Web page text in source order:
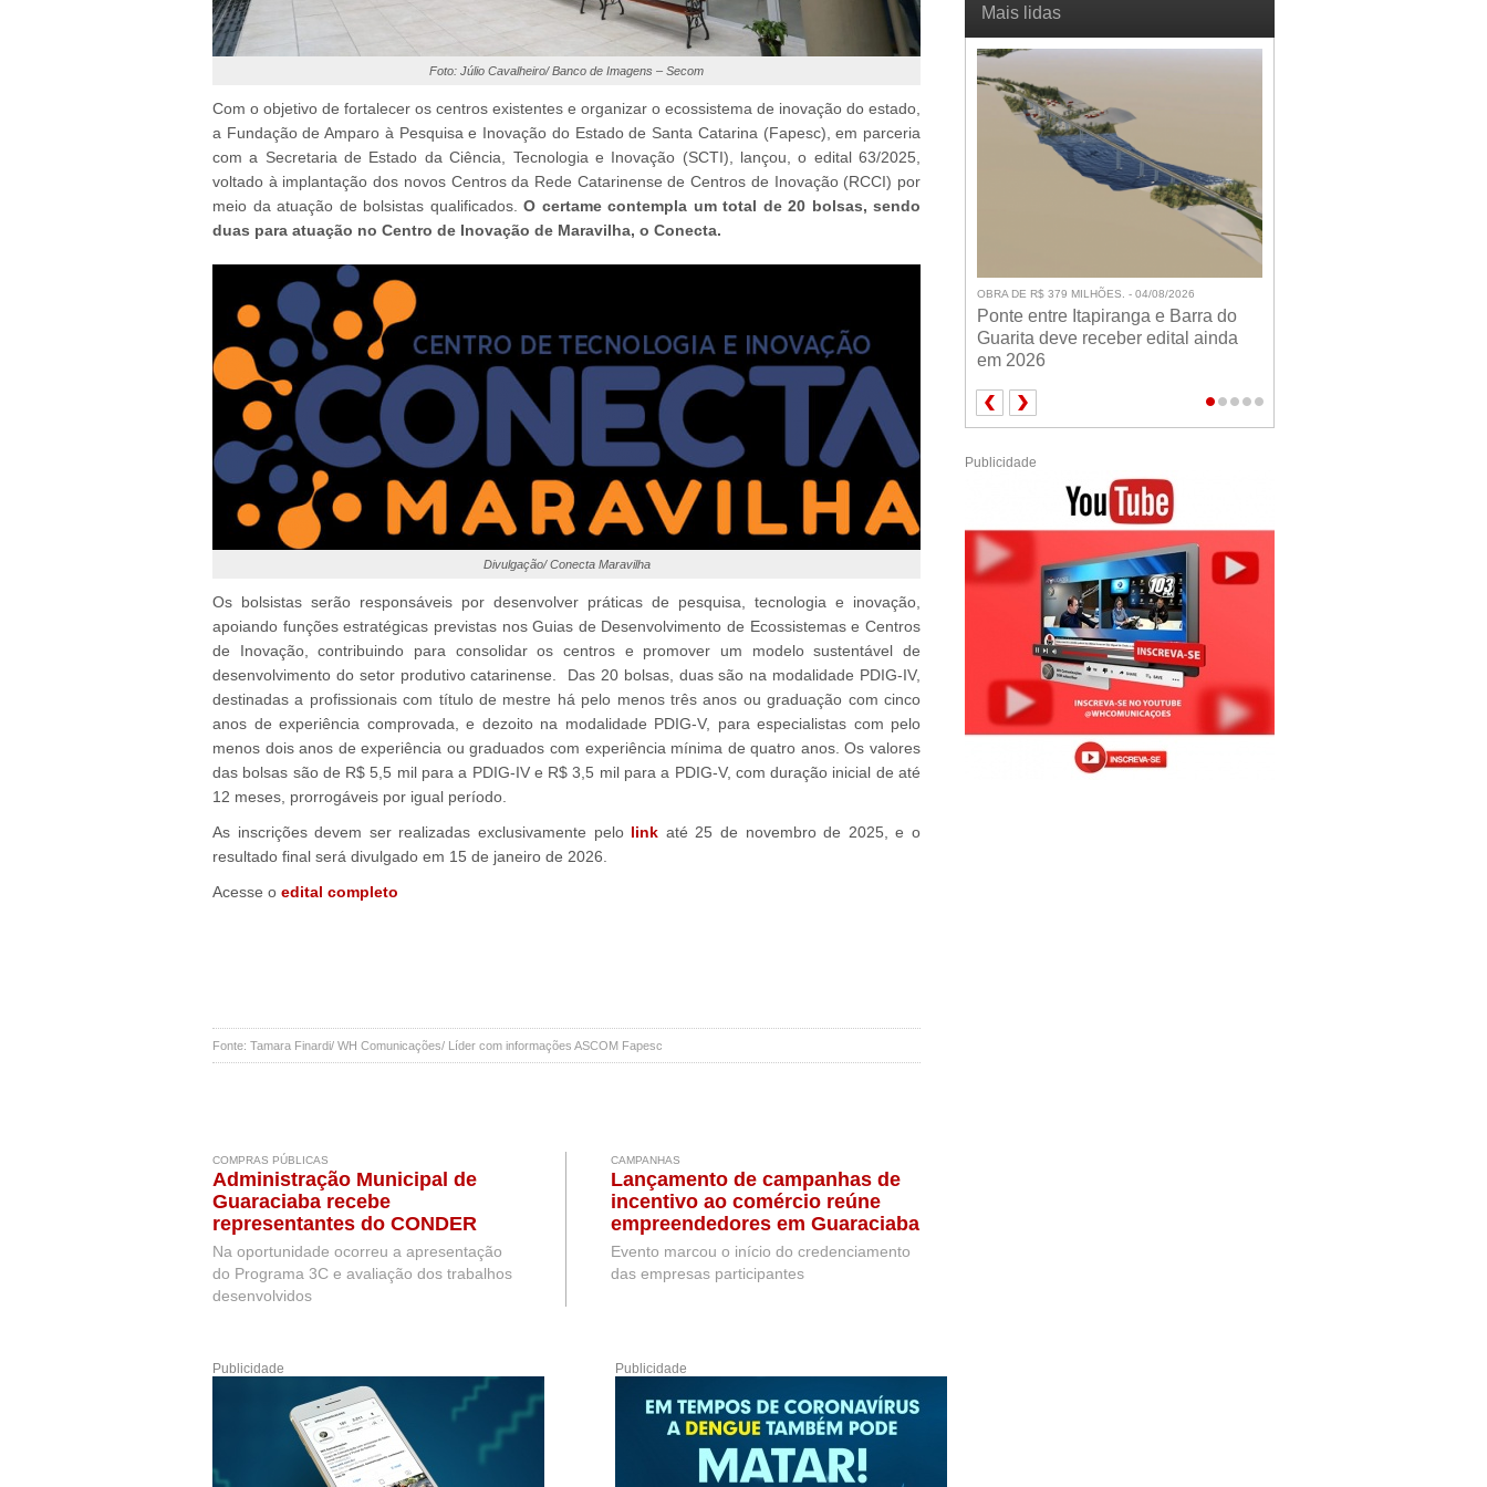
Foto: Júlio Cavalheiro/ Banco de Imagens – Secom
Com o objetivo de fortalecer os centros existentes e organizar o ecossistema de inovação do estado,
a Fundação de Amparo à Pesquisa e Inovação do Estado de Santa Catarina (Fapesc), em parceria
com a Secretaria de Estado da Ciência, Tecnologia e Inovação (SCTI), lançou, o edital 63/2025,
voltado à implantação dos novos Centros da Rede Catarinense de Centros de Inovação (RCCI) por
meio da atuação de bolsistas qualificados. O certame contempla um total de 20 bolsas, sendo
duas para atuação no Centro de Inovação de Maravilha, o Conecta.
Divulgação/ Conecta Maravilha
Os bolsistas serão responsáveis por desenvolver práticas de pesquisa, tecnologia e inovação,
apoiando funções estratégicas previstas nos Guias de Desenvolvimento de Ecossistemas e Centros
de Inovação, contribuindo para consolidar os centros e promover um modelo sustentável de
desenvolvimento do setor produtivo catarinense. Das 20 bolsas, duas são na modalidade PDIG-IV,
destinadas a profissionais com título de mestre há pelo menos três anos ou graduação com cinco
anos de experiência comprovada, e dezoito na modalidade PDIG-V, para especialistas com pelo
menos dois anos de experiência ou graduados com experiência mínima de quatro anos. Os valores
das bolsas são de R$ 5,5 mil para a PDIG-IV e R$ 3,5 mil para a PDIG-V, com duração inicial de até
12 meses, prorrogáveis por igual período.
As inscrições devem ser realizadas exclusivamente pelo link até 25 de novembro de 2025, e o
resultado final será divulgado em 15 de janeiro de 2026.
Acesse o edital completo
Fonte: Tamara Finardi/ WH Comunicações/ Líder com informações ASCOM Fapesc
COMPRAS PÚBLICAS
Administração Municipal de
Guaraciaba recebe
representantes do CONDER
Na oportunidade ocorreu a apresentação
do Programa 3C e avaliação dos trabalhos
desenvolvidos
CAMPANHAS
Lançamento de campanhas de
incentivo ao comércio reúne
empreendedores em Guaraciaba
Evento marcou o início do credenciamento
das empresas participantes
Publicidade Publicidade
Mais lidas
OBRA DE R$ 379 MILHÕES. - 04/08/2026
Ponte entre Itapiranga e Barra do
Guarita deve receber edital ainda
em 2026
Publicidade